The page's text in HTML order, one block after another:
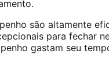
são altamente
para fechar
gastam seu